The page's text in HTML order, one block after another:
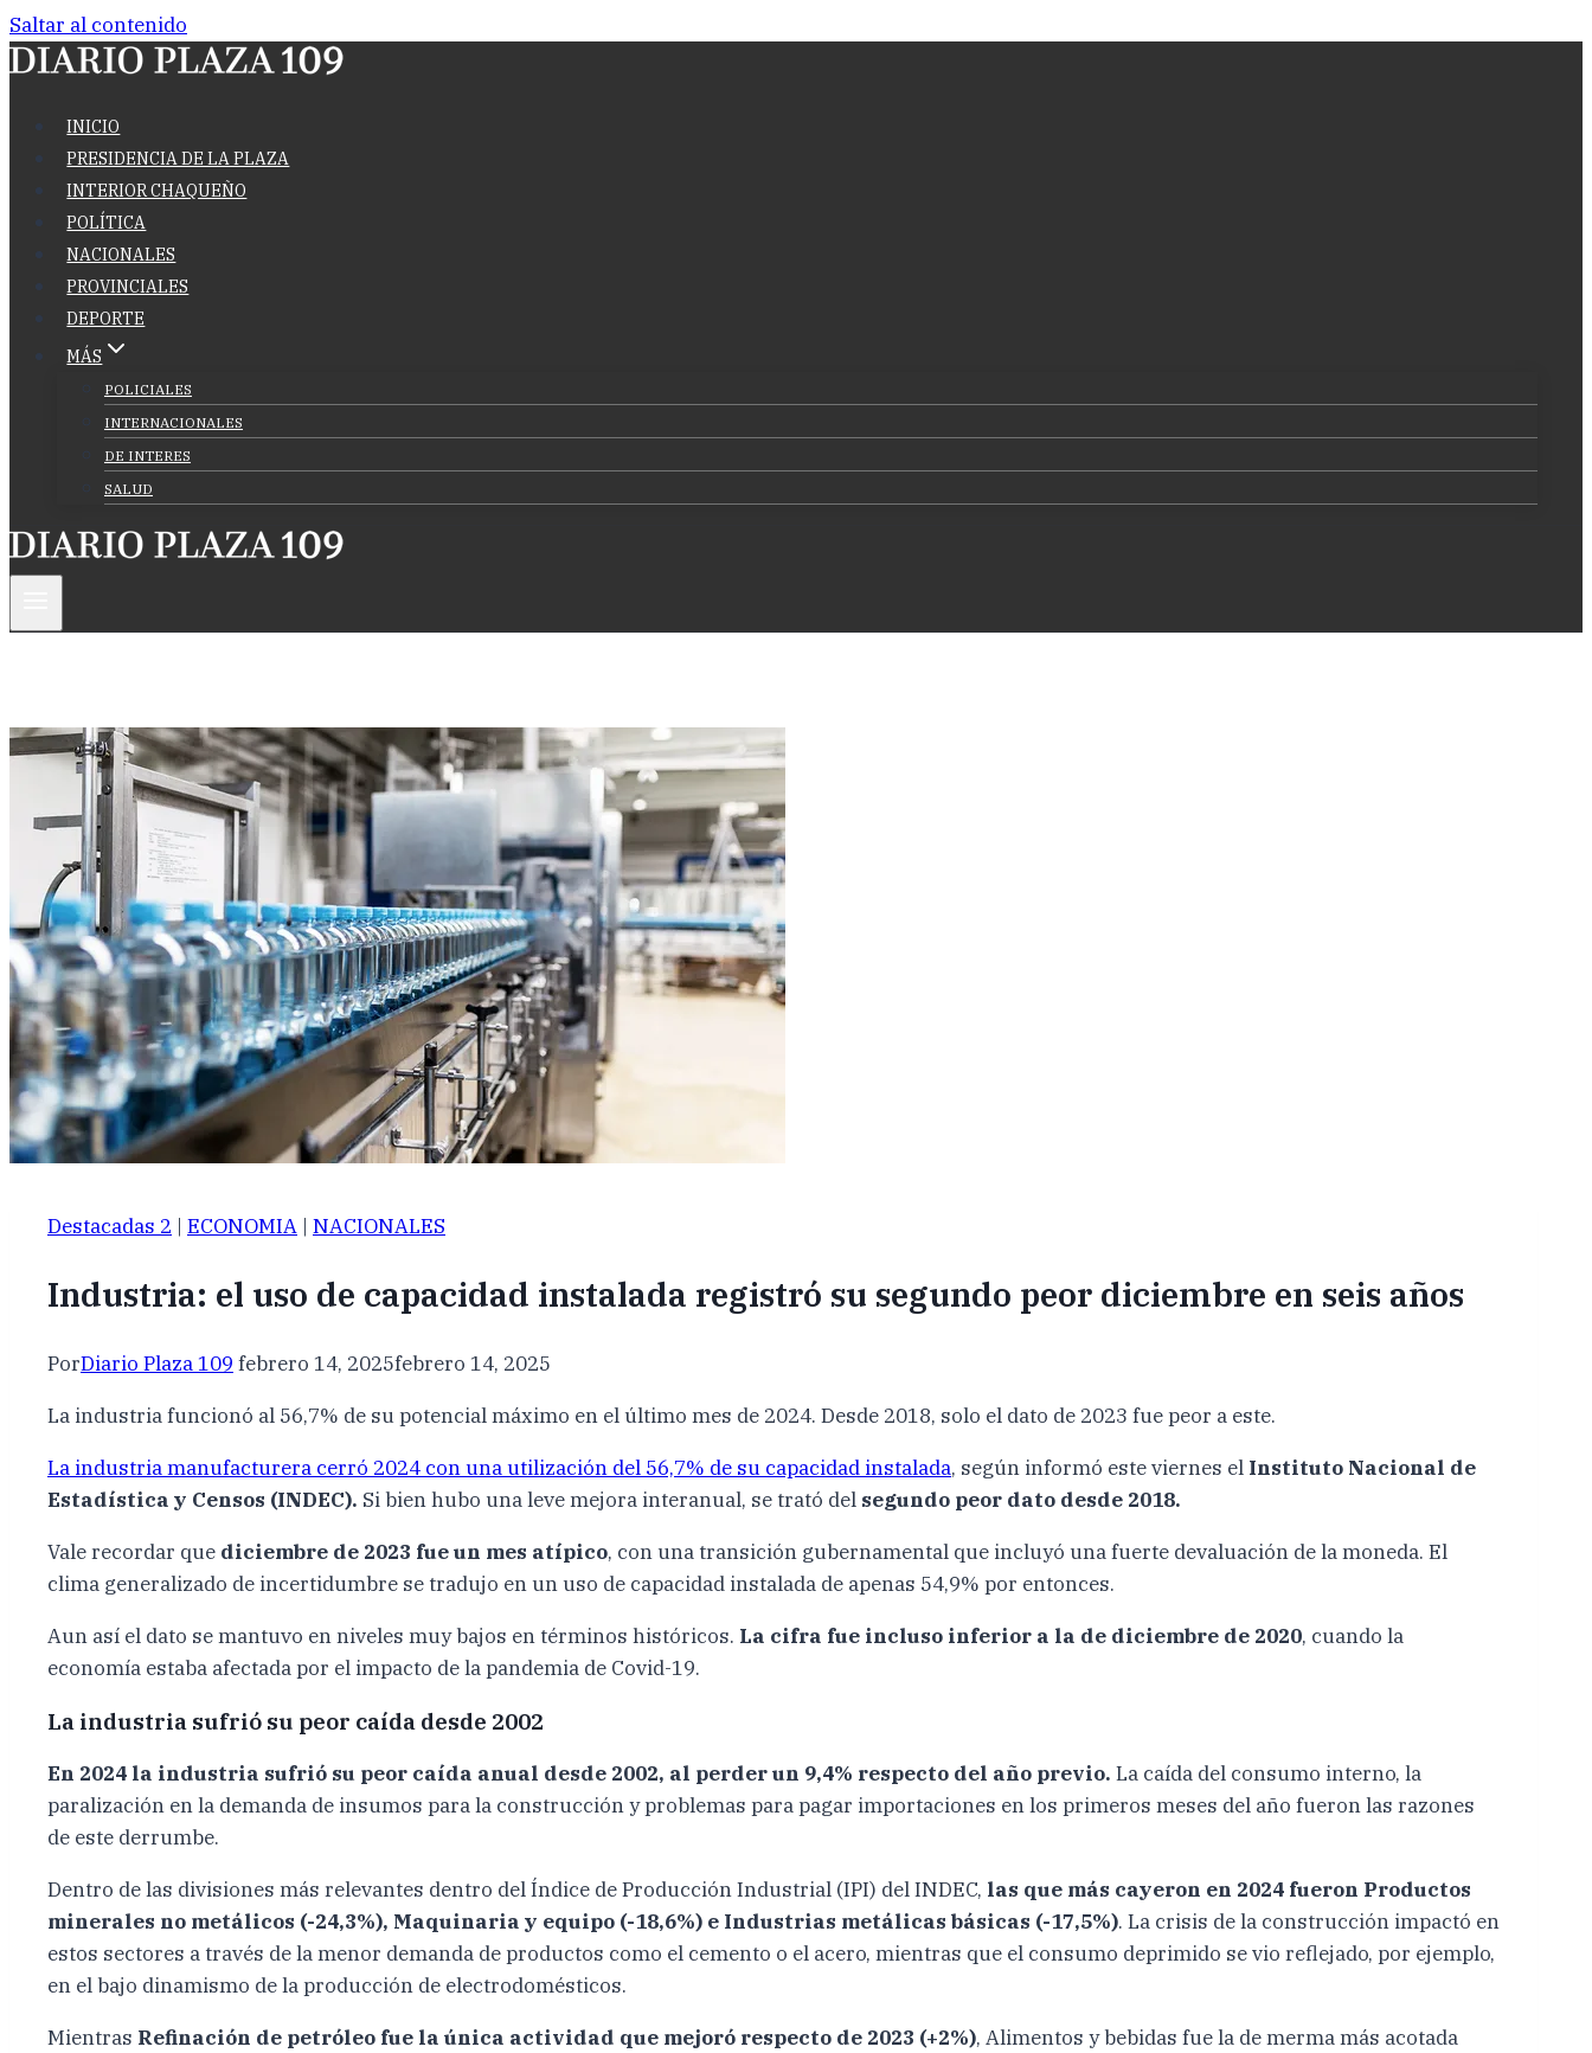
Saltar al contenido
INICIO
PRESIDENCIA DE LA PLAZA
INTERIOR CHAQUEÑO
POLÍTICA
NACIONALES
PROVINCIALES
DEPORTE
MÁS
POLICIALES
INTERNACIONALES
DE INTERES
SALUD
Destacadas 2 | ECONOMIA | NACIONALES
Industria: el uso de capacidad instalada registró su segundo peor diciembre en seis años
PorDiario Plaza 109 febrero 14, 2025febrero 14, 2025
La industria funcionó al 56,7% de su potencial máximo en el último mes de 2024. Desde 2018, solo el dato de 2023 fue peor a este.
La industria manufacturera cerró 2024 con una utilización del 56,7% de su capacidad instalada, según informó este viernes el Instituto Nacional de
Estadística y Censos (INDEC). Si bien hubo una leve mejora interanual, se trató del segundo peor dato desde 2018.
Vale recordar que diciembre de 2023 fue un mes atípico, con una transición gubernamental que incluyó una fuerte devaluación de la moneda. El
clima generalizado de incertidumbre se tradujo en un uso de capacidad instalada de apenas 54,9% por entonces.
Aun así el dato se mantuvo en niveles muy bajos en términos históricos. La cifra fue incluso inferior a la de diciembre de 2020, cuando la
economía estaba afectada por el impacto de la pandemia de Covid-19.
La industria sufrió su peor caída desde 2002
En 2024 la industria sufrió su peor caída anual desde 2002, al perder un 9,4% respecto del año previo. La caída del consumo interno, la
paralización en la demanda de insumos para la construcción y problemas para pagar importaciones en los primeros meses del año fueron las razones
de este derrumbe.
Dentro de las divisiones más relevantes dentro del Índice de Producción Industrial (IPI) del INDEC, las que más cayeron en 2024 fueron Productos
minerales no metálicos (-24,3%), Maquinaria y equipo (-18,6%) e Industrias metálicas básicas (-17,5%). La crisis de la construcción impactó en
estos sectores a través de la menor demanda de productos como el cemento o el acero, mientras que el consumo deprimido se vio reflejado, por ejemplo,
en el bajo dinamismo de la producción de electrodomésticos.
Mientras Refinación de petróleo fue la única actividad que mejoró respecto de 2023 (+2%), Alimentos y bebidas fue la de merma más acotada